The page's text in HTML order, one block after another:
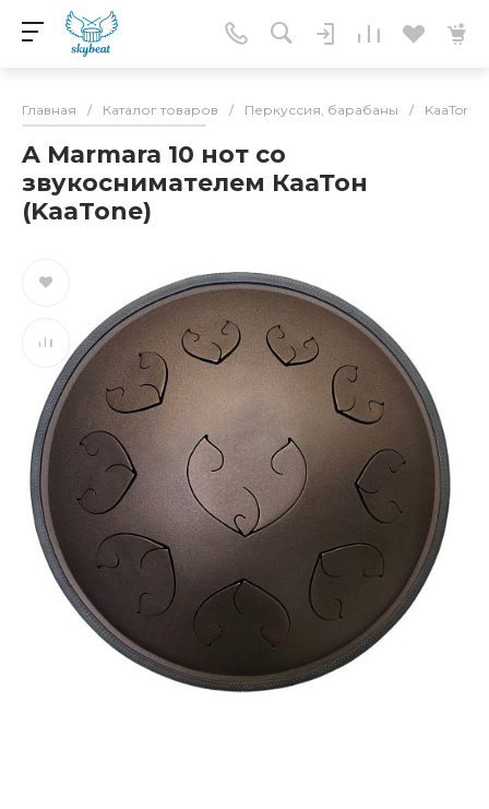
Главная / Каталог товаров / Перкуссия, барабаны /
A Marmara 10 нот со
звукоснимателем КааТон
(KaaTone)